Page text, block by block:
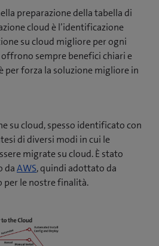
preparazione della tabella di
cloud è l’identificazione
su cloud migliore per ogni
sempre benefici chiari e
per forza la soluzione migliore in
su cloud, spesso identificato con
di diversi modi in cui le
migrate su cloud. È stato
daAWS(
a
e
u
, quindi adottato da
per le nostre finalità.